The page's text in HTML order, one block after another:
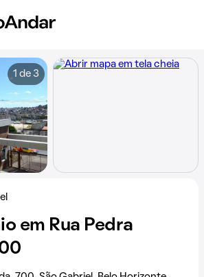
em Rua Pedra
1 de 3